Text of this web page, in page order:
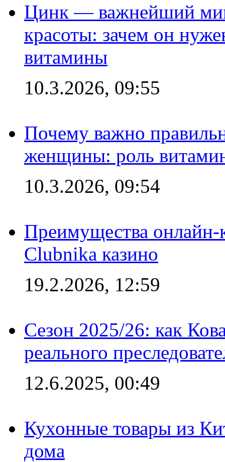
Цинк — важнейший
красоты: зачем он
витамины
10.3.2026, 09:55
Почему важно
женщины: роль
10.3.2026, 09:54
Преимущества онлайн-
Clubnika казино
19.2.2026, 12:59
Сезон 2025/26: как
реального
12.6.2025, 00:49
Кухонные товары из
дома